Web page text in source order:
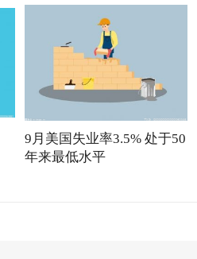
9月美国失业率3.5% 处于50
年来最低水平